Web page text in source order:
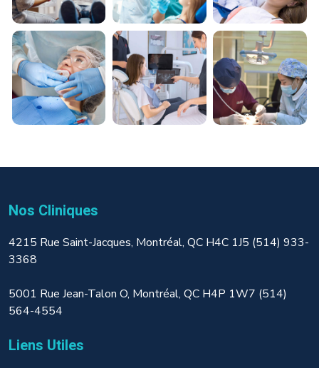
Nos Cliniques
4215 Rue Saint-Jacques, Montréal, QC H4C 1J5 (514) 933-
3368
5001 Rue Jean-Talon O, Montréal, QC H4P 1W7 (514)
564-4554
Liens Utiles